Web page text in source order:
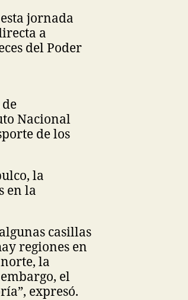
jornada
a
del Poder
Nacional
de los
la
en la
casillas
regiones en
la
el
expresó.